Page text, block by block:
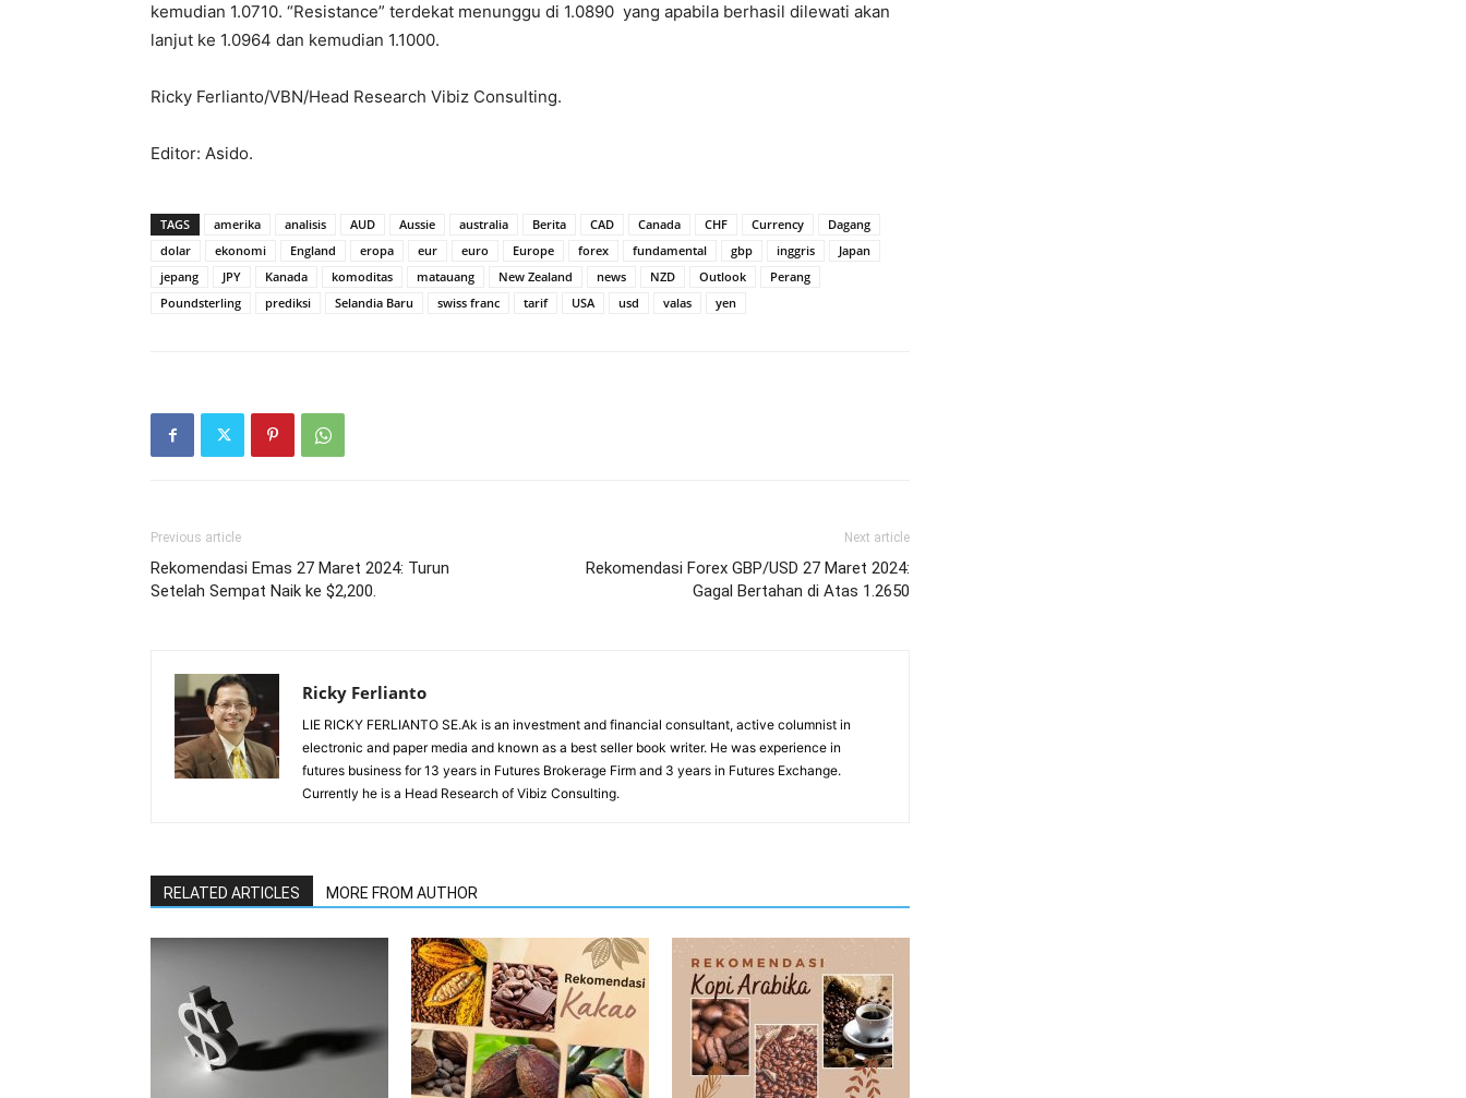
kemudian 1.0710. “Resistance” terdekat menunggu di 1.0890 yang apabila berhasil dilewati akan
lanjut ke 1.0964 dan kemudian 1.1000.
Ricky Ferlianto/VBN/Head Research Vibiz Consulting.
Editor: Asido.
TAGS amerika analisis AUD Aussie australia Berita CAD Canada CHF Currency
Dagang
dolar
ekonomi England eropa eur euro Europe forex fundamental gbp inggris
Japan
jepang
JPY Kanada komoditas matauang New Zealand news NZD Outlook
Perang
Poundsterling
prediksi Selandia Baru swiss franc tarif USA usd valas yen
Previous article
Rekomendasi Emas 27 Maret 2024: Turun
Setelah Sempat Naik ke $2,200.
Next article
Rekomendasi Forex GBP/USD 27 Maret 2024:
Gagal Bertahan di Atas 1.2650
Ricky Ferlianto
LIE RICKY FERLIANTO SE.Ak is an investment and financial consultant, active columnist in
electronic and paper media and known as a best seller book writer. He was experience in
futures business for 13 years in Futures Brokerage Firm and 3 years in Futures Exchange.
Currently he is a Head Research of Vibiz Consulting.
RELATED ARTICLES MORE FROM AUTHOR